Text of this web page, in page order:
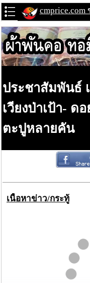
ประชาสัมพันธ์
เวียงป่าเป้า- ด
ตะปูหลายคัน
เนื้อหาข่าว/กระทู้